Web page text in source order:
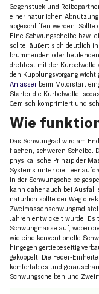
Gegenstück und
einer natürlichen
abgeschliffen werden.
Eine Schwungscheibe bzw.
sollte, äußert sich deutlich
brummenden oder
drehfest mit der
den Kupplungsvorgang
Anlasser beim Motorstart
Starter die Kurbelwelle,
Gemisch komprimiert und
Wie
Das Schwungrad wird am
flachen, schweren Scheibe.
physikalische Prinzip der
Systems unter die
in der Schwungscheibe
kann daher auch bei Ausfall
natürlich sollte der Weg
Zweimassenschwungrad
Jahren entwickelt wurde.
Schwungmasse auf, wobei
wie eine konventionelle
hingegen gertiebeseitig
gekoppelt. Die Feder-
komfortables und
Schwungscheiben und